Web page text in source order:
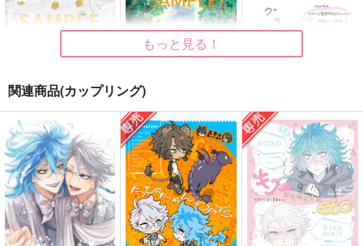
スタンリー×ゼノ イデア×アズール
サンプル
Interviewとあるカフ
ェにて
うすべに文庫
237円（税込）
ACCA13区監察課
パイン×リーリウム
水面に流るる花の葬送
うすべに文庫
472円（税込）
ACCA13区監察課
パイン×リーリウム
グラサン
うすべに文庫
専売 315円（税込）
ACCA13区監察課 オール
キャラ
もっと見る！
関連商品(カップリング)